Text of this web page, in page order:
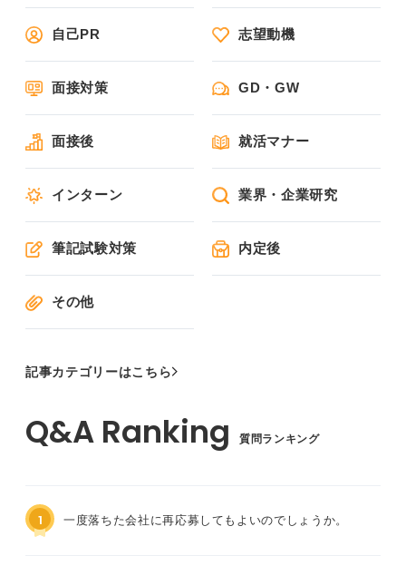
自己PR 志望動機
面接対策 GD・GW
面接後 就活マナー
インターン 業界・企業研究
筆記試験対策 内定後
その他
記事カテゴリーはこちら
質問ランキング
1 一度落ちた会社に再応募してもよいのでしょうか。